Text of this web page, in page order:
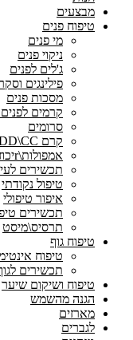
מבצעים
טיפוח פנים
מי פנים
ניקוי פנים
ג'לים לפנים
פילינגים
מסכות פנים
קרמים לפנים
סרומים
קרם BB\DD\CC
אמפולות\rיכוזים
תכשירים
טיפול נקודתי
איפור טיפולי
תכשירים
תרסיס\מיסט
טיפוח גוף
טיפוח
תכשירים
טיפוח ושיקום שיער
הגנה מהשמש
מארזים
לגברים